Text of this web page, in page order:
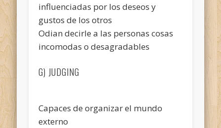
influenciadas por los deseos y
gustos de los otros
Odian decirle a las personas cosas
incomodas o desagradables
G) JUDGING
Capaces de organizar el mundo
externo